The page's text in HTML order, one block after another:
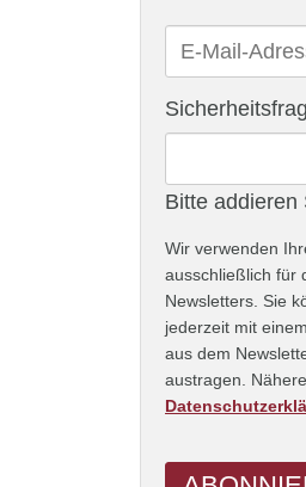
E-
Mail-
Adresse
Pflichtfeld
Bitte addieren
Wir verwenden
ausschließlich für
Newsletters. Sie
jederzeit mit
aus dem
austragen.